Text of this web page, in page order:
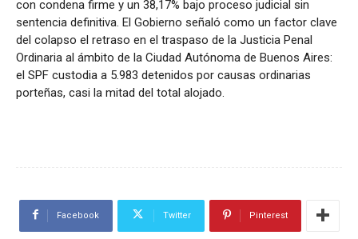
con condena firme y un 38,17% bajo proceso judicial sin
sentencia definitiva. El Gobierno señaló como un factor clave
del colapso el retraso en el traspaso de la Justicia Penal
Ordinaria al ámbito de la Ciudad Autónoma de Buenos Aires:
el SPF custodia a 5.983 detenidos por causas ordinarias
porteñas, casi la mitad del total alojado.
Facebook Twitter Pinterest